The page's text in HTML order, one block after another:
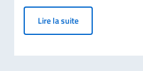
Lire la suiteGiornata